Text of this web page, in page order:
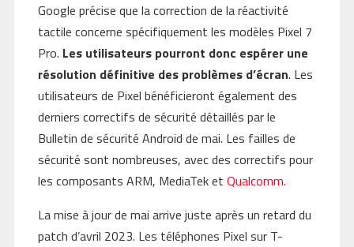
Google précise que la correction de la réactivité
tactile concerne spécifiquement les modèles Pixel 7
Pro. Les utilisateurs pourront donc espérer une
résolution définitive des problèmes d’écran. Les
utilisateurs de Pixel bénéficieront également des
derniers correctifs de sécurité détaillés par le
Bulletin de sécurité Android de mai. Les failles de
sécurité sont nombreuses, avec des correctifs pour
les composants ARM, MediaTek et Qualcomm.
La mise à jour de mai arrive juste après un retard du
patch d’avril 2023. Les téléphones Pixel sur T-